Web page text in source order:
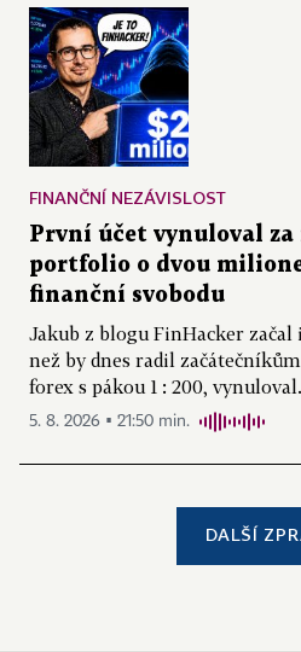
FINANČNÍ NEZÁVISLOST
První účet vynuloval za
portfolio o dvou
finanční svobodu
Jakub z blogu FinHacker začal
než by dnes radil
forex s pákou 1 : 200,
5. 8. 2026 ▪ 21:50 min.
DALŠÍ